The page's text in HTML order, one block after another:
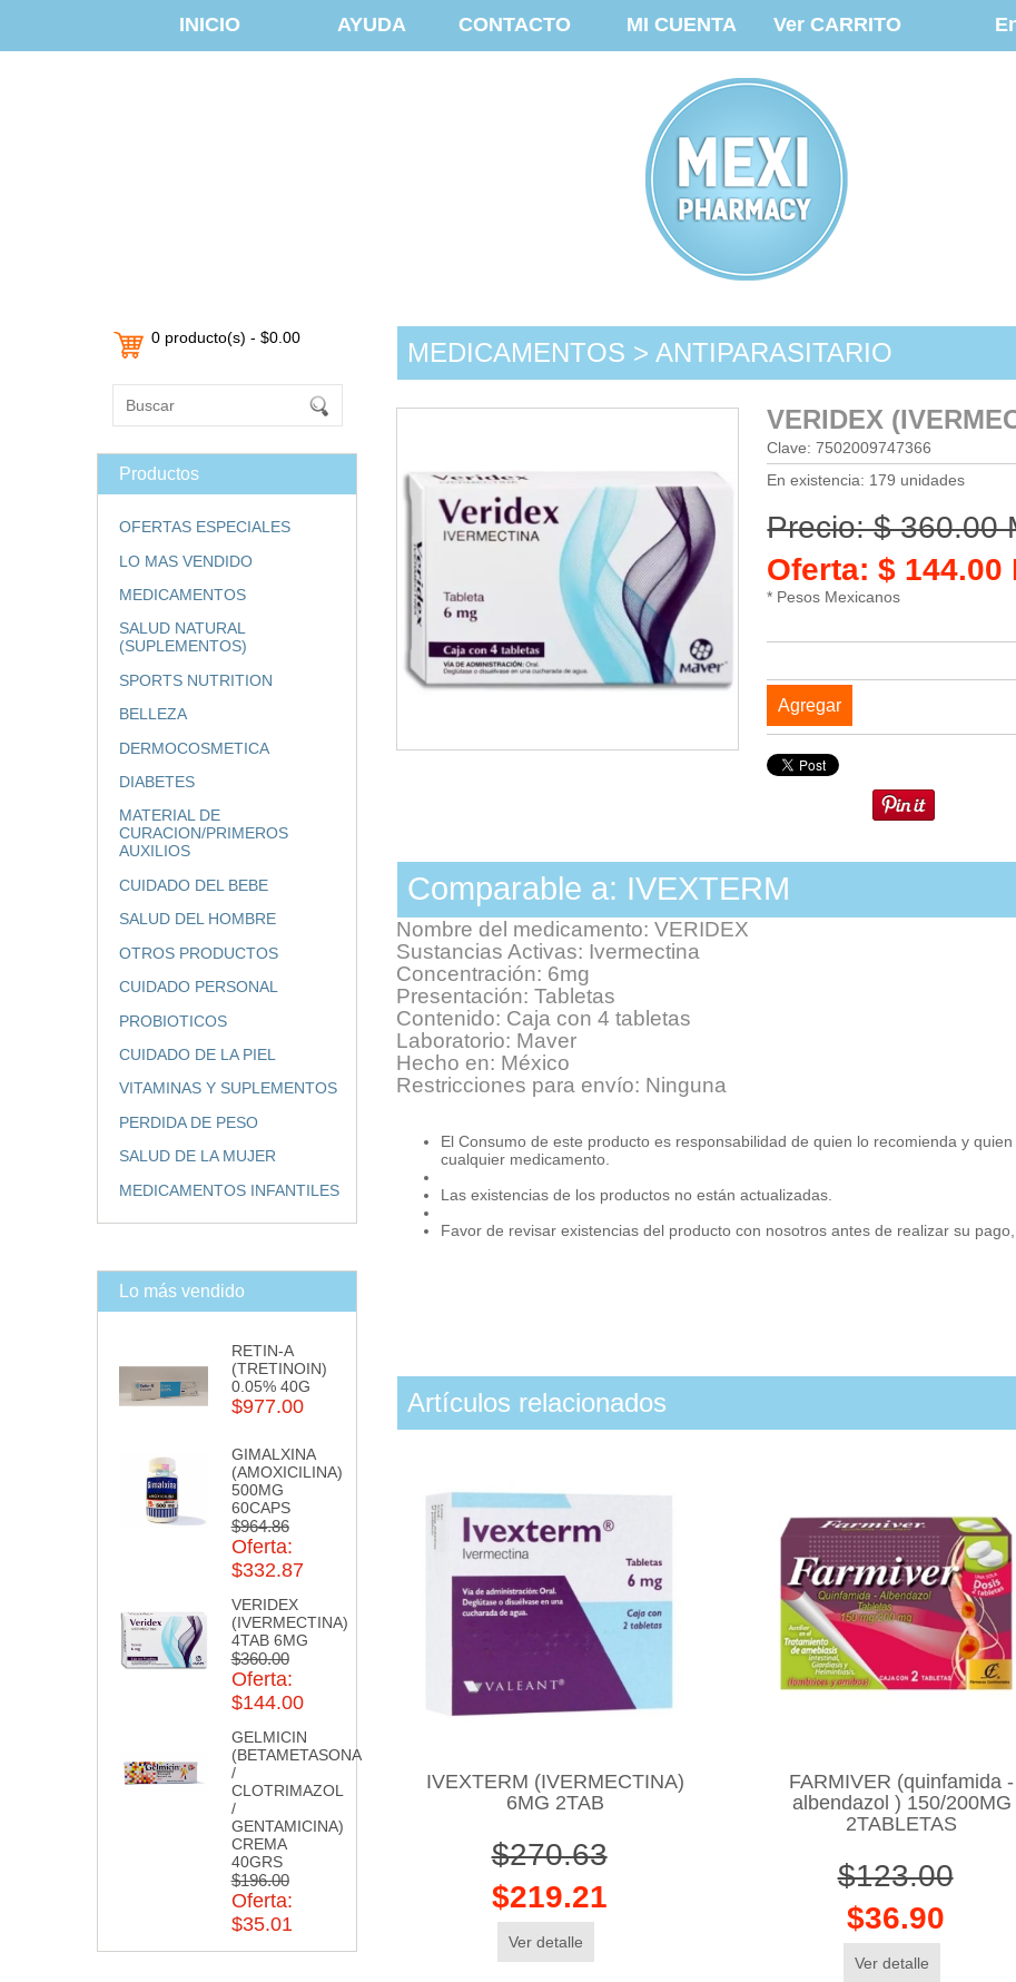
INICIO AYUDA CONTACTO MI CUENTA Ver CARRITO
0 producto(s) - $0.00
Productos
OFERTAS ESPECIALES
LO MAS VENDIDO
MEDICAMENTOS
SALUD NATURAL
(SUPLEMENTOS)
SPORTS NUTRITION
BELLEZA
DERMOCOSMETICA
DIABETES
MATERIAL DE
CURACION/PRIMEROS
AUXILIOS
CUIDADO DEL BEBE
SALUD DEL HOMBRE
OTROS PRODUCTOS
CUIDADO PERSONAL
PROBIOTICOS
CUIDADO DE LA PIEL
VITAMINAS Y SUPLEMENTOS
PERDIDA DE PESO
SALUD DE LA MUJER
MEDICAMENTOS INFANTILES
Lo más vendido
RETIN-A
(TRETINOIN)
0.05% 40G
$977.00
GIMALXINA
(AMOXICILINA)
500MG
60CAPS
$964.86
Oferta:
$332.87
VERIDEX
(IVERMECTINA)
4TAB 6MG
$360.00
Oferta:
$144.00
GELMICIN
(BETAMETASONA
/
CLOTRIMAZOL
/
GENTAMICINA)
CREMA
40GRS
$196.00
Oferta:
$35.01
MEDICAMENTOS > ANTIPARASITARIO
VERIDEX
Clave: 7502009747366
En existencia: 179 unidades
Precio: $ 360.00
Oferta: $ 144.00
* Pesos Mexicanos
Agregar
Comparable a: IVEXTERM
Nombre del medicamento: VERIDEX
Sustancias Activas: Ivermectina
Concentración: 6mg
Presentación: Tabletas
Contenido: Caja con 4 tabletas
Laboratorio: Maver
Hecho en: México
Restricciones para envío: Ninguna
El Consumo de este producto es responsabilidad de quien lo recomienda y
cualquier medicamento.
Las existencias de los productos no están actualizadas.
Favor de revisar existencias del producto con nosotros antes de realizar su
Artículos relacionados
IVEXTERM (IVERMECTINA)
6MG 2TAB
$270.63
$219.21
Ver detalle
FARMIVER (quinfamida -
albendazol ) 150/200MG
2TABLETAS
$123.00
$36.90
Ver detalle